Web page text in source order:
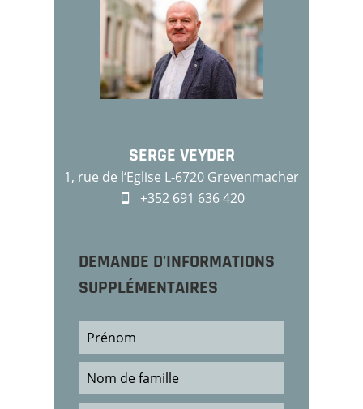
SERGE VEYDER
1, rue de l‘Eglise L-6720 Grevenmacher
+352 691 636 420
DEMANDE D'INFORMATIONS
SUPPLÉMENTAIRES